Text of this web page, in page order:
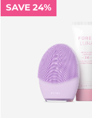
SAVE 24%